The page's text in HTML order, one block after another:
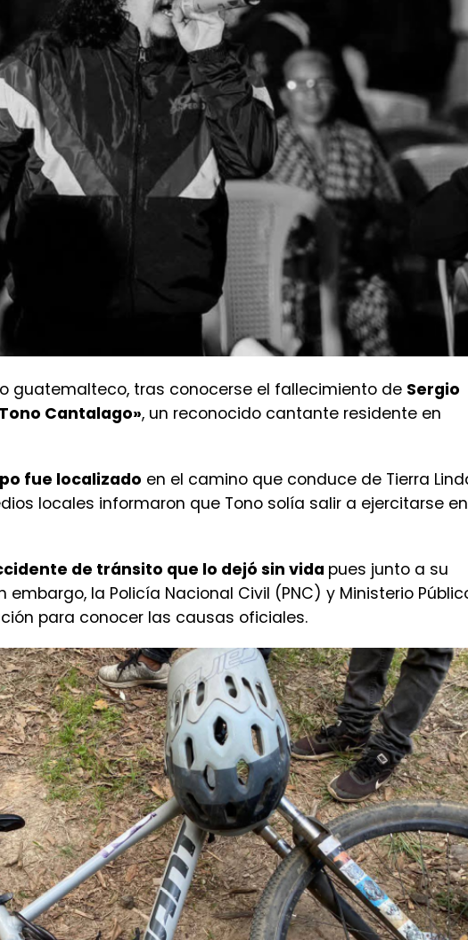
guatemalteco, tras conocerse el fallecimiento de
Sergio
Cantalago»
, un reconocido cantante residente en
fue localizadoen el camino que conduce de Tierra Linda
locales informaron que Tono solía salir a ejercitarse en
de tránsito que lo dejó sin vidapues junto a su
la Policía Nacional Civil (PNC) y Ministerio Público
para conocer las causas oficiales.